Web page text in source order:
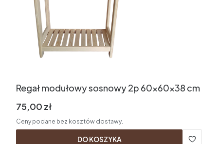
Regał modułowy sosnowy 2p 60x60x38 cm
Cena brutto
75,00 zł
Ceny podane bez kosztów dostawy.
DO KOSZYKA